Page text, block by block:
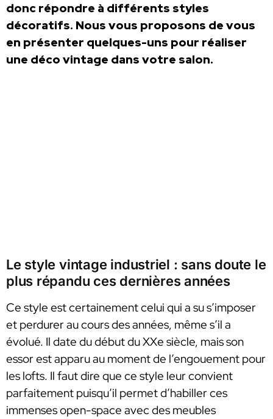
donc répondre à différents styles
décoratifs. Nous vous proposons de vous
en présenter quelques-uns pour réaliser
une déco vintage dans votre salon.
Le style vintage industriel : sans doute le
plus répandu ces dernières années
Ce style est certainement celui qui a su s’imposer
et perdurer au cours des années, même s’il a
évolué. Il date du début du XXe siècle, mais son
essor est apparu au moment de l’engouement pour
les lofts. Il faut dire que ce style leur convient
parfaitement puisqu’il permet d’habiller ces
immenses open-space avec des meubles